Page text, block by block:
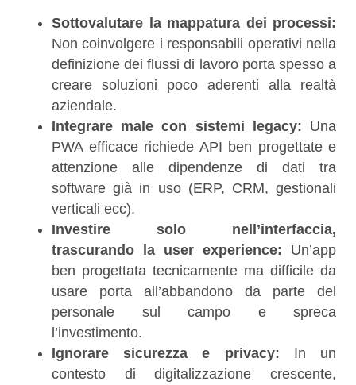
Sottovalutare la mappatura dei processi:
Non coinvolgere i responsabili operativi nella
definizione dei flussi di lavoro porta spesso a
creare soluzioni poco aderenti alla realtà
aziendale.
Integrare male con sistemi legacy: Una
PWA efficace richiede API ben progettate e
attenzione alle dipendenze di dati tra
software già in uso (ERP, CRM, gestionali
verticali ecc).
Investire solo nell’interfaccia,
trascurando la user experience: Un’app
ben progettata tecnicamente ma difficile da
usare porta all’abbandono da parte del
personale sul campo e spreca
l’investimento.
Ignorare sicurezza e privacy: In un
contesto di digitalizzazione crescente,